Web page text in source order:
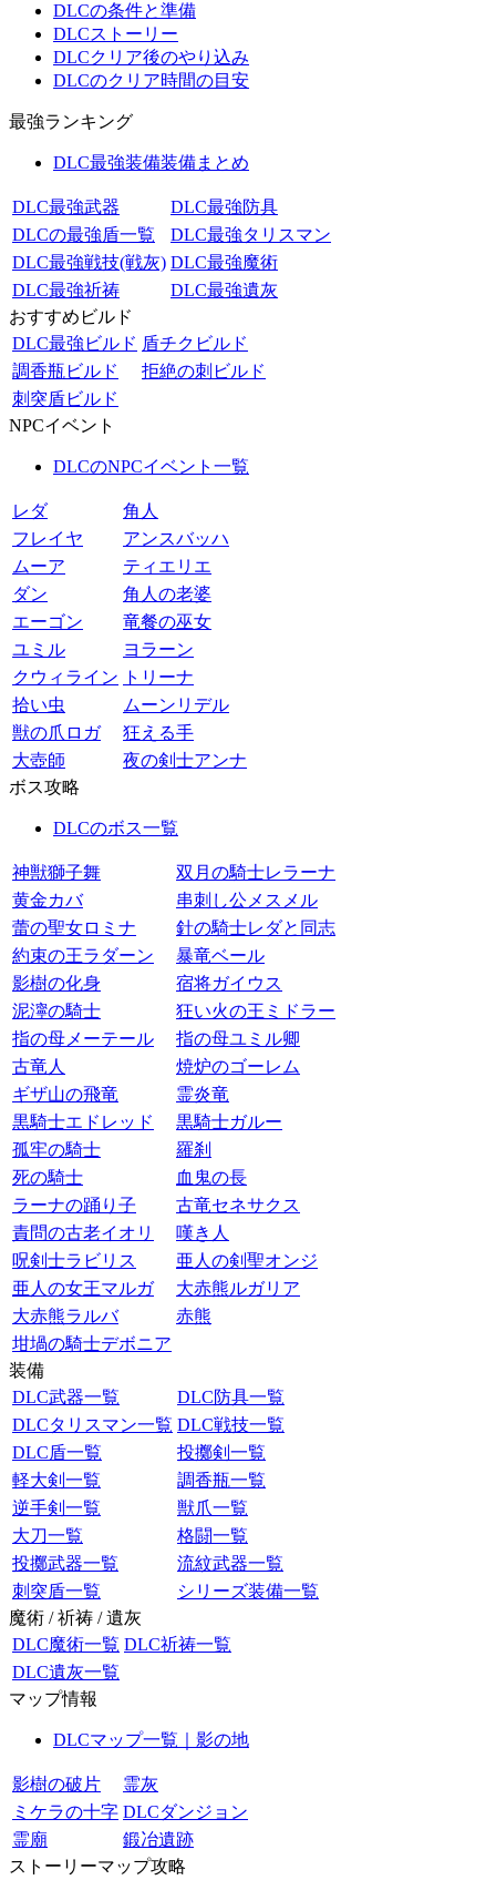
DLCの条件と準備
DLCストーリー
DLCクリア後のやり込み
DLCのクリア時間の目安
最強ランキング
DLC最強装備装備まとめ
DLC最強武器
DLC最強防具
DLCの最強盾一覧
DLC最強タリスマン
DLC最強戦技(戦灰) DLC最強魔術
DLC最強祈祷
DLC最強遺灰
おすすめビルド
DLC最強ビルド 盾チクビルド
調香瓶ビルド
拒絶の刺ビルド
刺突盾ビルド
NPCイベント
DLCのNPCイベント一覧
レダ
角人
フレイヤ
アンスバッハ
ムーア
ティエリエ
ダン
角人の老婆
エーゴン
竜餐の巫女
ユミル
ヨラーン
クウィライン
トリーナ
拾い虫
ムーンリデル
獣の爪ロガ
狂える手
大壺師
夜の剣士アンナ
ボス攻略
DLCのボス一覧
神獣獅子舞
双月の騎士レラーナ
黄金カバ
串刺し公メスメル
蕾の聖女ロミナ
針の騎士レダと同志
約束の王ラダーン
暴竜ベール
影樹の化身
宿将ガイウス
泥濘の騎士
狂い火の王ミドラー
指の母メーテール
指の母ユミル卿
古竜人
焼炉のゴーレム
ギザ山の飛竜
霊炎竜
黒騎士エドレッド
黒騎士ガルー
孤牢の騎士
羅刹
死の騎士
血鬼の長
ラーナの踊り子
古竜セネサクス
責問の古老イオリ
嘆き人
呪剣士ラビリス
亜人の剣聖オンジ
亜人の女王マルガ
大赤熊ルガリア
大赤熊ラルバ
赤熊
坩堝の騎士デボニア
装備
DLC武器一覧
DLC防具一覧
DLCタリスマン一覧 DLC戦技一覧
DLC盾一覧
投擲剣一覧
軽大剣一覧
調香瓶一覧
逆手剣一覧
獣爪一覧
大刀一覧
格闘一覧
投擲武器一覧
流紋武器一覧
刺突盾一覧
シリーズ装備一覧
魔術 / 祈祷 / 遺灰
DLC魔術一覧 DLC祈祷一覧
DLC遺灰一覧
マップ情報
DLCマップ一覧｜影の地
影樹の破片
霊灰
ミケラの十字 DLCダンジョン
霊廟
鍛冶遺跡
ストーリーマップ攻略